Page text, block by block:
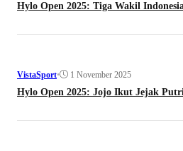
Hylo Open 2025: Tiga Wakil
VistaSport• 1 November 2025
Hylo Open 2025: Jojo Ikut Jejak